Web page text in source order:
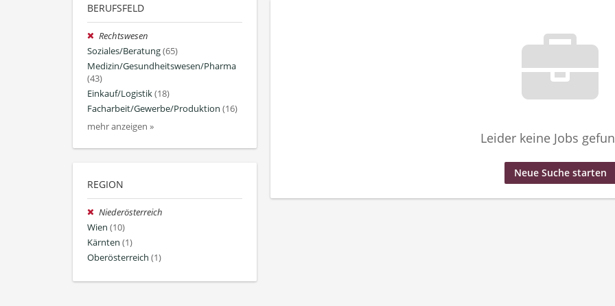
BERUFSFELD
Rechtswesen
Soziales/Beratung(65)
Medizin/Gesundheitswesen/Pharma
(43)
Einkauf/Logistik(18)
Facharbeit/Gewerbe/Produktion (16)
mehr anzeigen »
REGION
Niederösterreich
Wien (10)
Kärnten (1)
Oberösterreich (1)
Leider keine Jobs
Neue Suche starten